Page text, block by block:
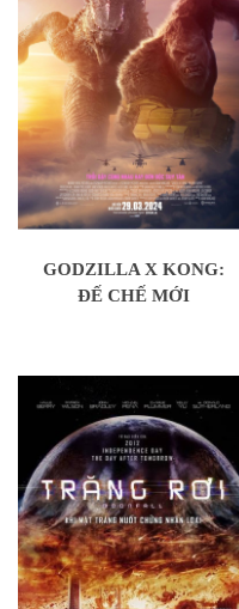
GODZILLA X KONG:
ĐẾ CHẾ MỚI